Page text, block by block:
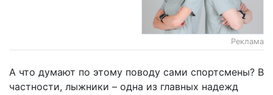
Реклама
А что думают по этому поводу сами спортсмены? В
частности, лыжники – одна из главных надежд